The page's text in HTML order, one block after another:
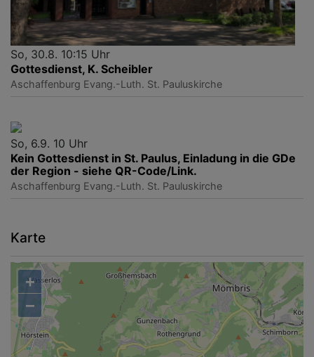
So, 30.8. 10:15 Uhr
Gottesdienst, K. Scheibler
Aschaffenburg Evang.-Luth. St. Pauluskirche
So, 6.9. 10 Uhr
Kein Gottesdienst in St. Paulus, Einladung in die GDe
der Region - siehe QR-Code/Link.
Aschaffenburg Evang.-Luth. St. Pauluskirche
Karte
+
−